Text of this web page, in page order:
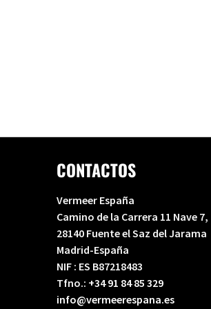
CONTACTOS
Vermeer España
Camino de la Carrera 11 Nave 7,
28140 Fuente el Saz del Jarama
Madrid-España
NIF : ES B87218483
Tfno.: +34 91 84 85 329
info@vermeerespana.es